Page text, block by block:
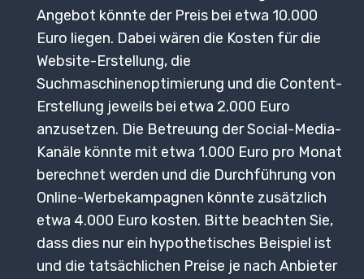
Angebot könnte der Preis bei etwa 10.000
Euro liegen. Dabei wären die Kosten für die
Website-Erstellung, die
Suchmaschinenoptimierung und die Content-
Erstellung jeweils bei etwa 2.000 Euro
anzusetzen. Die Betreuung der Social-Media-
Kanäle könnte mit etwa 1.000 Euro pro Monat
berechnet werden und die Durchführung von
Online-Werbekampagnen könnte zusätzlich
etwa 4.000 Euro kosten. Bitte beachten Sie,
dass dies nur ein hypothetisches Beispiel ist
und die tatsächlichen Preise je nach Anbieter